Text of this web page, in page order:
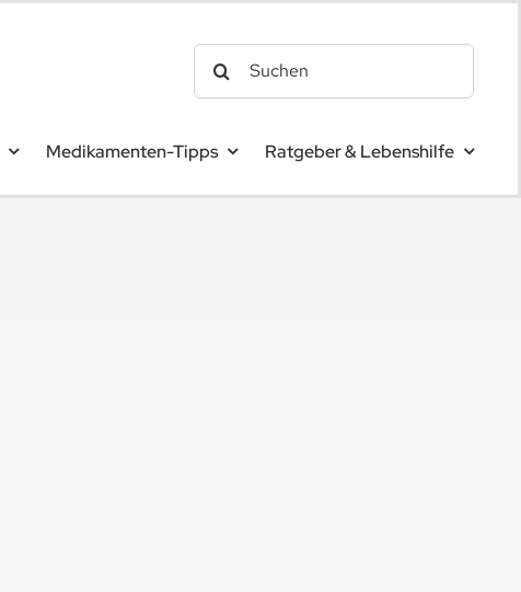
Medikamenten-Tipps Ratgeber & Lebenshilfe